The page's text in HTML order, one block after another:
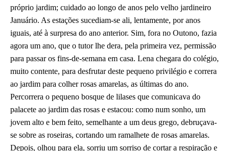
próprio jardim; cuidado ao longo de anos pelo velho jardineiro
Januário. As estações sucediam-se ali, lentamente, por anos
iguais, até à surpresa do ano anterior. Sim, fora no Outono, fazia
agora um ano, que o tutor lhe dera, pela primeira vez, permissão
para passar os fins-de-semana em casa. Lena chegara do colégio,
muito contente, para desfrutar deste pequeno privilégio e correra
ao jardim para colher rosas amarelas, as últimas do ano.
Percorrera o pequeno bosque de lilases que comunicava do
palacete ao jardim das rosas e estacou: como num sonho, um
jovem alto e bem feito, semelhante a um deus grego, debruçava-
se sobre as roseiras, cortando um ramalhete de rosas amarelas.
Depois, olhou para ela, sorriu um sorriso de cortar a respiração e